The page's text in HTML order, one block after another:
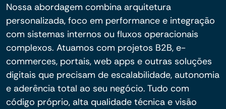
Nossa abordagem combina arquitetura
personalizada, foco em performance e integração
com sistemas internos ou fluxos operacionais
complexos. Atuamos com projetos B2B, e-
commerces, portais, web apps e outras soluções
digitais que precisam de escalabilidade, autonomia
e aderência total ao seu negócio. Tudo com
código próprio, alta qualidade técnica e visão